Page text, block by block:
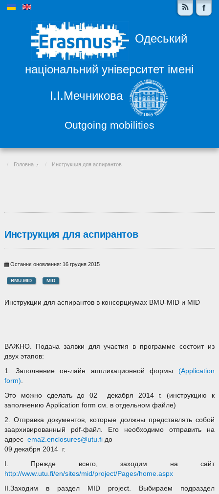
Одеський
національний університет імені
І.І.Мечникова
Outgoing mobilities
Головна Инструкция для аспирантов
Инструкция для аспирантов
Останнє оновлення: 16 грудня 2015
BMU-MID MID
Инструкции для аспирантов в консорциумах BMU-MID и MID
ВАЖНО. Подача заявки для участия в программе состоит из
двух этапов:
1. Заполнение он-лайн аппликационной формы(Application
form).
Это можно сделать до 02 декабря 2014 г. (инструкцию к
заполнению Application form см. в отдельном файле)
2. Отправка документов, которые должны представлять собой
заархивированный pdf-файл. Его необходимо отправить на
адрес ema2.enclosures@utu.fiдо
09 декабря 2014 г.
I. Прежде всего, заходим на сайт
http://www.utu.fi/en/sites/mid/project/Pages/home.aspx
II.Заходим в раздел MID project. Выбираем подраздел